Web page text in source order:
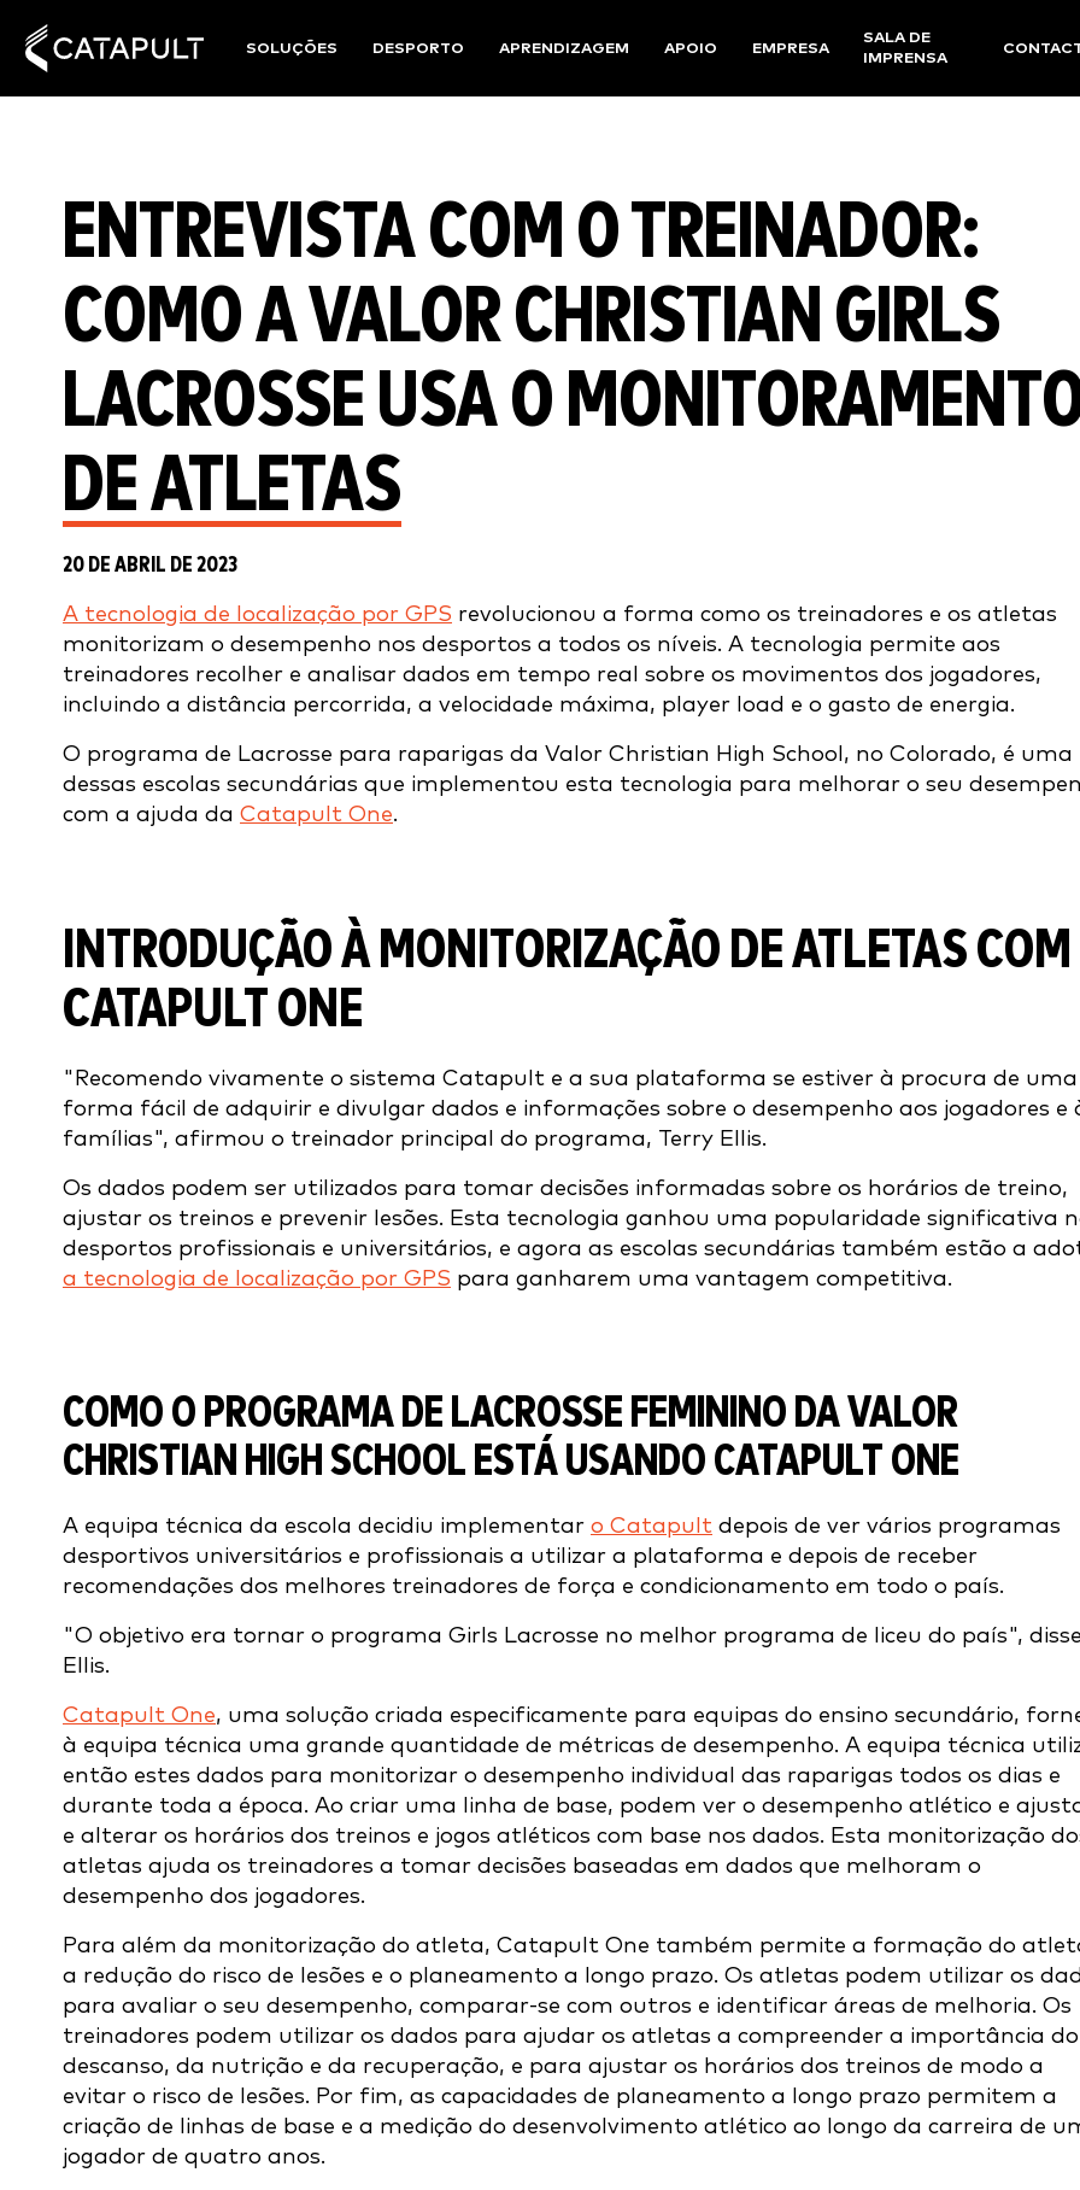
SOLUÇÕES DESPORTO APRENDIZAGEM APOIO EMPRESA
SALA DE
IMPRENSA
ENTREVISTA COM O TREINADOR:
COMO A VALOR CHRISTIAN GIRLS
LACROSSE USA O
DE ATLETAS
20 DE ABRIL DE 2023
A tecnologia de localização por GPS revolucionou a forma como os treinadores e os atletas
monitorizam o desempenho nos desportos a todos os níveis. A tecnologia permite aos
treinadores recolher e analisar dados em tempo real sobre os movimentos dos jogadores,
incluindo a distância percorrida, a velocidade máxima, player load e o gasto de energia.
O programa de Lacrosse para raparigas da Valor Christian High School, no Colorado, é uma
dessas escolas secundárias que implementou esta tecnologia para melhorar o seu
com a ajuda da Catapult One.
INTRODUÇÃO À MONITORIZAÇÃO DE ATLETAS
CATAPULT ONE
"Recomendo vivamente o sistema Catapult e a sua plataforma se estiver à procura de uma
forma fácil de adquirir e divulgar dados e informações sobre o desempenho aos jogadores e
famílias", afirmou o treinador principal do programa, Terry Ellis.
Os dados podem ser utilizados para tomar decisões informadas sobre os horários de treino,
ajustar os treinos e prevenir lesões. Esta tecnologia ganhou uma popularidade significativa
desportos profissionais e universitários, e agora as escolas secundárias também estão a
a tecnologia de localização por GPS para ganharem uma vantagem competitiva.
COMO O PROGRAMA DE LACROSSE FEMININO DA VALOR
CHRISTIAN HIGH SCHOOL ESTÁ USANDO CATAPULT ONE
A equipa técnica da escola decidiu implementar o Catapult depois de ver vários programas
desportivos universitários e profissionais a utilizar a plataforma e depois de receber
recomendações dos melhores treinadores de força e condicionamento em todo o país.
"O objetivo era tornar o programa Girls Lacrosse no melhor programa de liceu do país",
Ellis.
Catapult One, uma solução criada especificamente para equipas do ensino secundário,
à equipa técnica uma grande quantidade de métricas de desempenho. A equipa técnica
então estes dados para monitorizar o desempenho individual das raparigas todos os dias e
durante toda a época. Ao criar uma linha de base, podem ver o desempenho atlético e
e alterar os horários dos treinos e jogos atléticos com base nos dados. Esta monitorização
atletas ajuda os treinadores a tomar decisões baseadas em dados que melhoram o
desempenho dos jogadores.
Para além da monitorização do atleta, Catapult One também permite a formação do
a redução do risco de lesões e o planeamento a longo prazo. Os atletas podem utilizar os
para avaliar o seu desempenho, comparar-se com outros e identificar áreas de melhoria. Os
treinadores podem utilizar os dados para ajudar os atletas a compreender a importância do
descanso, da nutrição e da recuperação, e para ajustar os horários dos treinos de modo a
evitar o risco de lesões. Por fim, as capacidades de planeamento a longo prazo permitem a
criação de linhas de base e a medição do desenvolvimento atlético ao longo da carreira de
jogador de quatro anos.